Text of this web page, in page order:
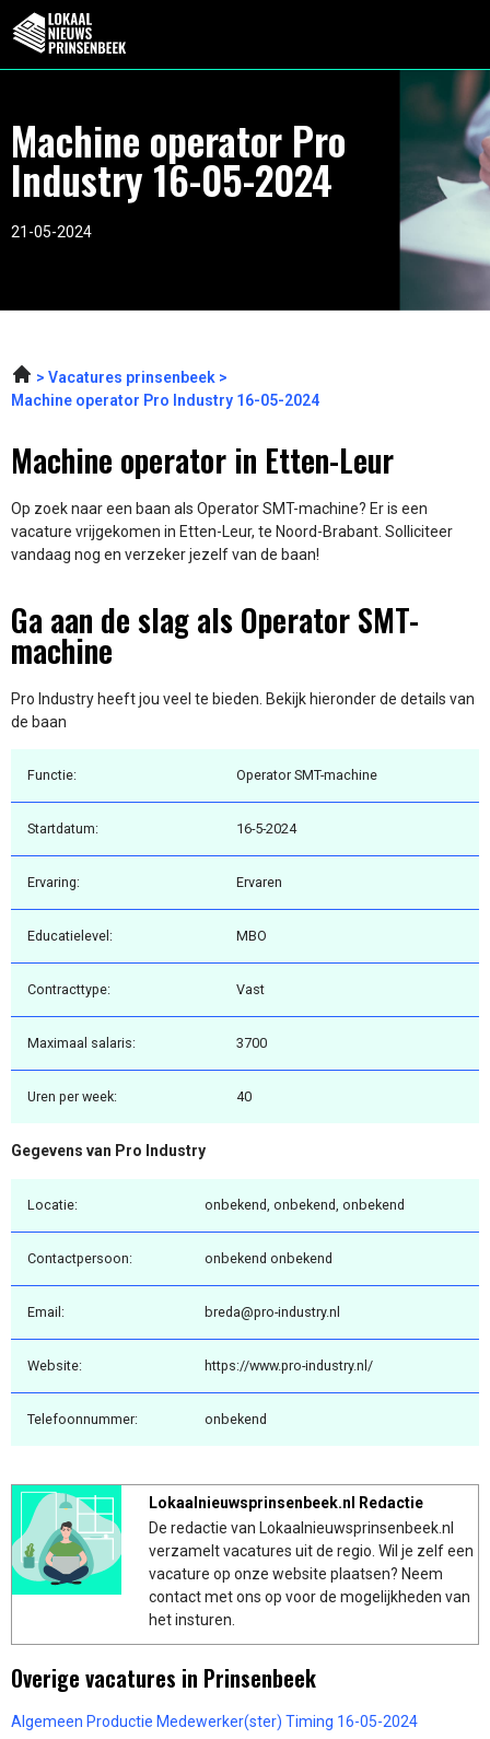
Machine operator Pro
Industry 16-05-2024
21-05-2024
Vacatures prinsenbeek
Machine operator Pro Industry 16-05-2024
Machine operator in Etten-Leur
Op zoek naar een baan als Operator SMT-machine? Er is een
vacature vrijgekomen in Etten-Leur, te Noord-Brabant. Solliciteer
vandaag nog en verzeker jezelf van de baan!
Ga aan de slag als Operator SMT-
machine
Pro Industry heeft jou veel te bieden. Bekijk hieronder de details van
de baan
Functie: Operator SMT-machine
Startdatum: 16-5-2024
Ervaring: Ervaren
Educatielevel: MBO
Contracttype: Vast
Maximaal salaris: 3700
Uren per week: 40
Gegevens van Pro Industry
Locatie: onbekend, onbekend, onbekend
Contactpersoon: onbekend onbekend
Email: breda@pro-industry.nl
Website: https://www.pro-industry.nl/
Telefoonnummer: onbekend
Lokaalnieuwsprinsenbeek.nl Redactie
De redactie van Lokaalnieuwsprinsenbeek.nl
verzamelt vacatures uit de regio. Wil je zelf een
vacature op onze website plaatsen? Neem
contact met ons op voor de mogelijkheden van
het insturen.
Overige vacatures in Prinsenbeek
Algemeen Productie Medewerker(ster) Timing 16-05-2024